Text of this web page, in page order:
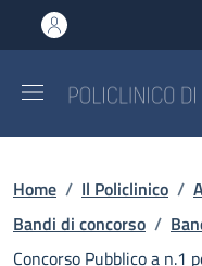
al contenuto principale
to footer content
Briciole di
Home / Il Policlinico /
Bandi di concorso /
Concorso Pubblico a n.1